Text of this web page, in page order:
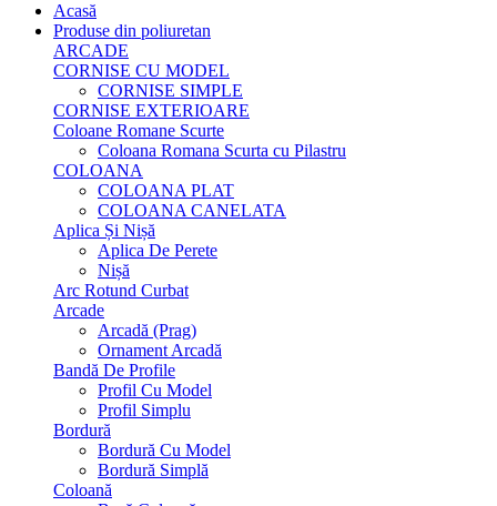
Acasă
Produse din poliuretan
ARCADE
CORNISE CU MODEL
CORNISE SIMPLE
CORNISE EXTERIOARE
Coloane Romane Scurte
Coloana Romana Scurta cu Pilastru
COLOANA
COLOANA PLAT
COLOANA CANELATA
Aplica Și Nișă
Aplica De Perete
Nișă
Arc Rotund Curbat
Arcade
Arcadă (Prag)
Ornament Arcadă
Bandă De Profile
Profil Cu Model
Profil Simplu
Bordură
Bordură Cu Model
Bordură Simplă
Coloană